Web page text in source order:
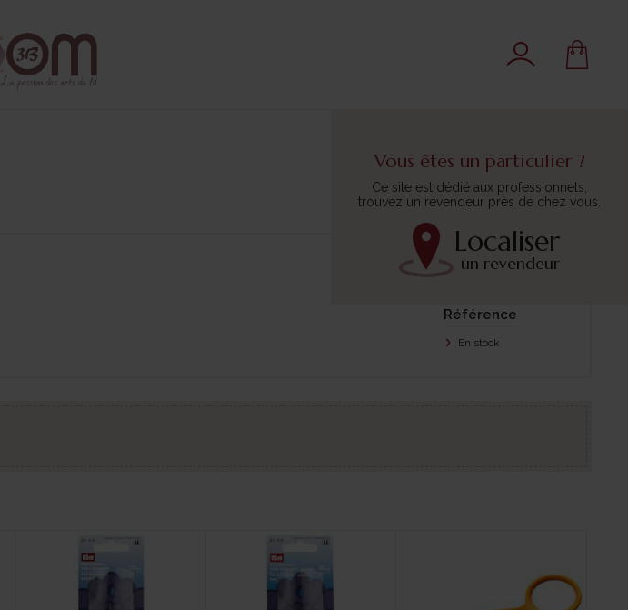
Vous êtes un particulier ?
Ce site est dédié aux professionnels,
trouvez un revendeur près de chez vous.
Localiser
un revendeur
Référence
En stock